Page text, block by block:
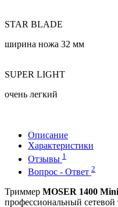
STAR BLADE
ширина ножа 32 мм
SUPER LIGHT
очень легкий
Описание
Характеристики
Отзывы 1
Вопрос - Ответ 2
Триммер MOSER 1400
профессиональный